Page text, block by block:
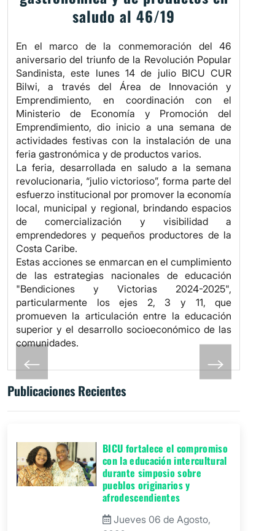
saludo al 46/19
En el marco de la conmemoración del 46
aniversario del triunfo de la Revolución Popular
Sandinista, este lunes 14 de julio BICU CUR
Bilwi, a través del Área de Innovación y
Emprendimiento, en coordinación con el
Ministerio de Economía y Promoción del
Emprendimiento, dio inicio a una semana de
actividades festivas con la instalación de una
feria gastronómica y de productos varios.
La feria, desarrollada en saludo a la semana
revolucionaria, “julio victorioso”, forma parte del
esfuerzo institucional por promover la economía
local, municipal y regional, brindando espacios
de comercialización y visibilidad a
emprendedores y pequeños productores de la
Costa Caribe.
Estas acciones se enmarcan en el cumplimiento
de las estrategias nacionales de educación
"Bendiciones y Victorias 2024-2025",
particularmente los ejes 2, 3 y 11, que
promueven la articulación entre la educación
superior y el desarrollo socioeconómico de las
comunidades.
Publicaciones Recientes
BICU fortalece el compromiso
con la educación intercultural
durante simposio sobre
pueblos originarios y
afrodescendientes
Jueves 06 de Agosto,